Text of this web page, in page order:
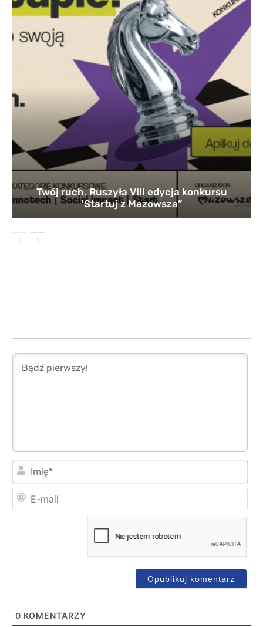
Twój ruch. Ruszyła VIII edycja konkursu
'Startuj z Mazowsza”
0 KOMENTARZY